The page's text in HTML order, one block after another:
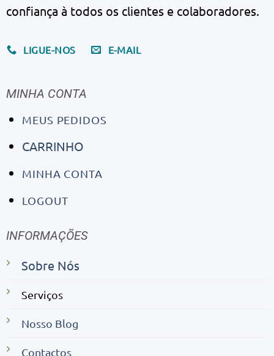
confiança à todos os clientes e colaboradores.
LIGUE-NOS E-MAIL
MINHA CONTA
MEUS PEDIDOS
CARRINHO
MINHA CONTA
LOGOUT
INFORMAÇÕES
Sobre Nós
Serviços
Nosso Blog
Contactos